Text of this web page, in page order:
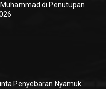
di Penutupan
Penyebaran Nyamuk